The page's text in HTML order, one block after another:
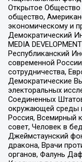
Открытое
общество,
экономическому и
Демократический
MEDIA
Республиканский
современной
сотрудничества,
Демократические
электоральных
Соединенных
окружающей среды
Россия, Всемирный
совет, Человек в
Джеймстаунский
дракона, Врачи
органов, Фалунь